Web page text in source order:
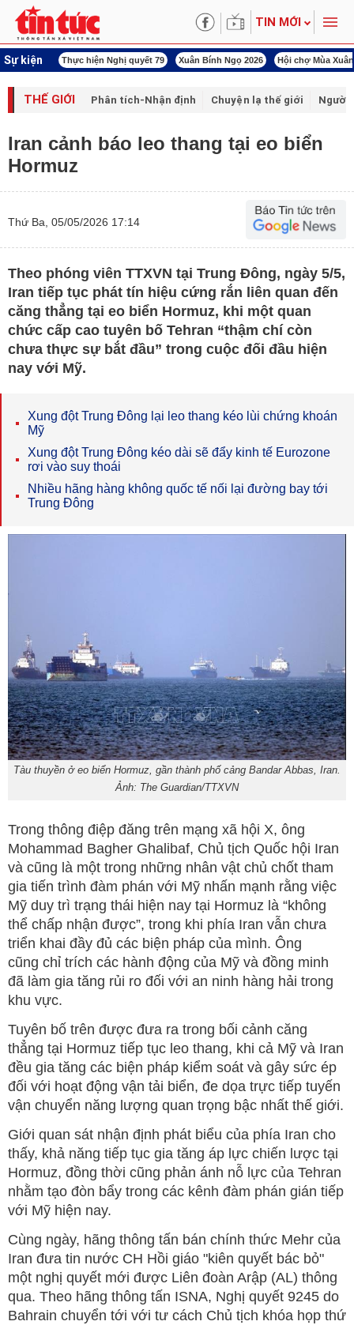
TIN MỚI
Sự kiện
quyết 80 Thực hiện Nghị quyết 79 Xuân Bính Ngọ 2026 Hội chợ Mùa
THẾ GIỚI Phân tích-Nhận định Chuyện lạ thế giới Người
Iran cảnh báo leo thang tại eo biển
Hormuz
Thứ Ba, 05/05/2026 17:14
Theo phóng viên TTXVN tại Trung Đông, ngày 5/5,
Iran tiếp tục phát tín hiệu cứng rắn liên quan đến
căng thẳng tại eo biển Hormuz, khi một quan
chức cấp cao tuyên bố Tehran “thậm chí còn
chưa thực sự bắt đầu” trong cuộc đối đầu hiện
nay với Mỹ.
Xung đột Trung Đông lại leo thang kéo lùi chứng khoán
Mỹ
Xung đột Trung Đông kéo dài sẽ đẩy kinh tế Eurozone
rơi vào suy thoái
Nhiều hãng hàng không quốc tế nối lại đường bay tới
Trung Đông
Tàu thuyền ở eo biển Hormuz, gần thành phố cảng Bandar Abbas, Iran.
Ảnh: The Guardian/TTXVN
Trong thông điệp đăng trên mạng xã hội X, ông
Mohammad Bagher Ghalibaf, Chủ tịch Quốc hội Iran
và cũng là một trong những nhân vật chủ chốt tham
gia tiến trình đàm phán với Mỹ nhấn mạnh rằng việc
Mỹ duy trì trạng thái hiện nay tại Hormuz là “không
thể chấp nhận được”, trong khi phía Iran vẫn chưa
triển khai đầy đủ các biện pháp của mình. Ông
cũng chỉ trích các hành động của Mỹ và đồng minh
đã làm gia tăng rủi ro đối với an ninh hàng hải trong
khu vực.
Tuyên bố trên được đưa ra trong bối cảnh căng
thẳng tại Hormuz tiếp tục leo thang, khi cả Mỹ và Iran
đều gia tăng các biện pháp kiểm soát và gây sức ép
đối với hoạt động vận tải biển, đe dọa trực tiếp tuyến
vận chuyển năng lượng quan trọng bậc nhất thế giới.
Giới quan sát nhận định phát biểu của phía Iran cho
thấy, khả năng tiếp tục gia tăng áp lực chiến lược tại
Hormuz, đồng thời cũng phản ánh nỗ lực của Tehran
nhằm tạo đòn bẩy trong các kênh đàm phán gián tiếp
với Mỹ hiện nay.
Cùng ngày, hãng thông tấn bán chính thức Mehr của
Iran đưa tin nước CH Hồi giáo "kiên quyết bác bỏ"
một nghị quyết mới được Liên đoàn Arập (AL) thông
qua. Theo hãng thông tấn ISNA, Nghị quyết 9245 do
Bahrain chuyển tới với tư cách Chủ tịch khóa họp thứ